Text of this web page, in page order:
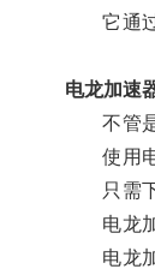
它通过
电龙加速
不管是
使用电
只需下
电龙加
电龙加